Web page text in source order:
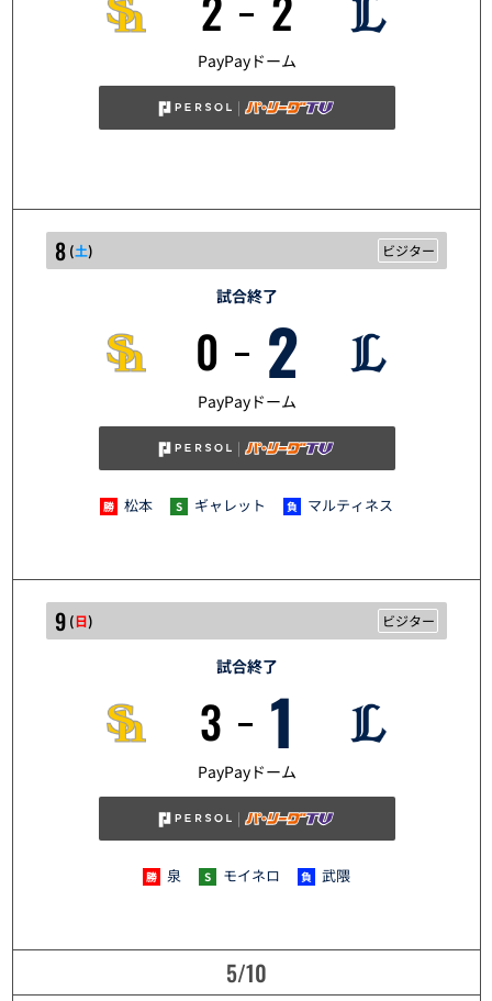
PayPayドーム
5/8
8 (土) ビジター
試合終了
0 2
PayPayドーム
松本 ギャレット マルティネス
5/9
9 (日) ビジター
試合終了
3 1
PayPayドーム
泉 モイネロ 武隈
5/10